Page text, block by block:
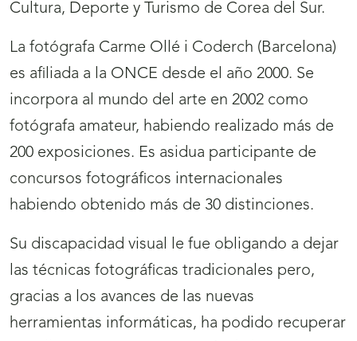
Cultura, Deporte y Turismo de Corea del Sur.
La fotógrafa Carme Ollé i Coderch (Barcelona)
es afiliada a la ONCE desde el año 2000. Se
incorpora al mundo del arte en 2002 como
fotógrafa amateur, habiendo realizado más de
200 exposiciones. Es asidua participante de
concursos fotográficos internacionales
habiendo obtenido más de 30 distinciones.
Su discapacidad visual le fue obligando a dejar
las técnicas fotográficas tradicionales pero,
gracias a los avances de las nuevas
herramientas informáticas, ha podido recuperar